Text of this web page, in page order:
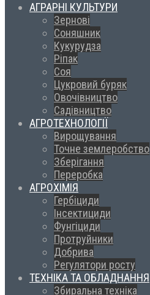
АГРАРНІ КУЛЬТУРИ
Зернові
Соняшник
Кукурудза
Ріпак
Соя
Цукровий буряк
Овочівництво
Садівництво
АГРОТЕХНОЛОГІЇ
Вирощування
Точне землеробство
Зберігання
Переробка
АГРОХІМІЯ
Гербіциди
Інсектициди
Фунгіциди
Протруйники
Добрива
Регулятори росту
ТЕХНІКА ТА ОБЛАДНАННЯ
Збиральна техніка